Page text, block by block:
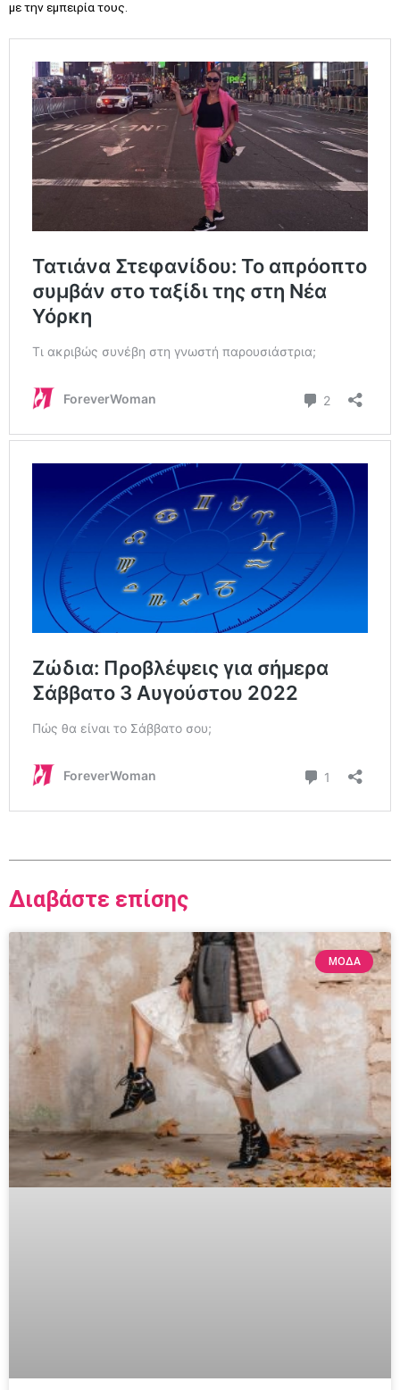
με την εμπειρία τους.
Διαβάστε επίσης
ΜΟΔΑ